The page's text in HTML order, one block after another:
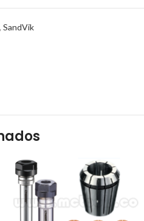
, SandVik